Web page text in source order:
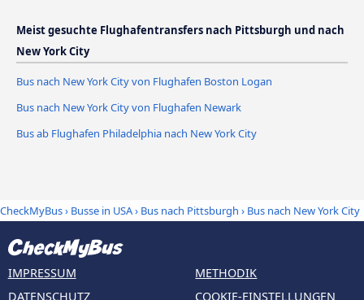
Meist gesuchte Flughafentransfers nach Pittsburgh und nach
New York City
Bus nach New York City von Flughafen Boston Logan
Bus nach New York City von Flughafen Newark
Bus ab Flughafen Philadelphia nach New York City
CheckMyBus› Busse in USA› Bus nach Pittsburgh › Bus nach New York City
IMPRESSUM
DATENSCHUTZ
METHODIK
COOKIE-EINSTELLUNGEN